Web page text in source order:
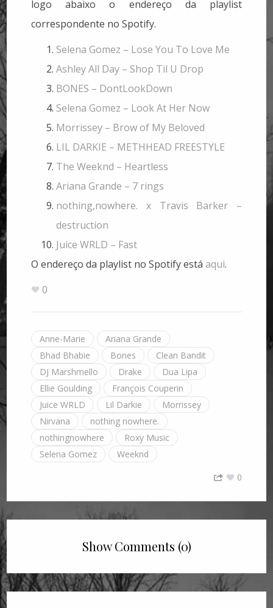
logo abaixo o endereço da playlist
correspondente no Spotify.
Selena Gomez – Lose You To Love Me
Ashley All Day – Shop Til U Drop
BONES – DontLookDown
Selena Gomez – Look At Her Now
Morrissey – Brow of My Beloved
LIL DARKIE – METHHEAD FREESTYLE
The Weeknd – Heartless
Ariana Grande – 7 rings
nothing,nowhere. x Travis Barker –
destruction
Juice WRLD – Fast
O endereço da playlist no Spotify estáaqui.
0
Anne-Marie
Ariana Grande
Bhad Bhabie
Bones
Clean Bandit
DJ Marshmello
Drake
Dua Lipa
Ellie Goulding
François Couperin
Juice WRLD
Lil Darkie
Morrissey
Nirvana
nothing nowhere.
nothingnowhere
Roxy Music
Selena Gomez
Weeknd
0
Show Comments (0)